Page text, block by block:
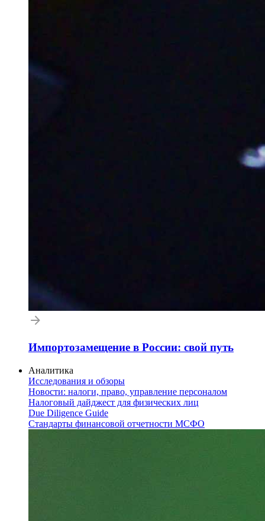
Импортозамещение в России: свой путь
Аналитика
Исследования и обзоры
Новости: налоги, право, управление персоналом
Налоговый дайджест для физических лиц
Due Diligence Guide
Стандарты финансовой отчетности МСФО